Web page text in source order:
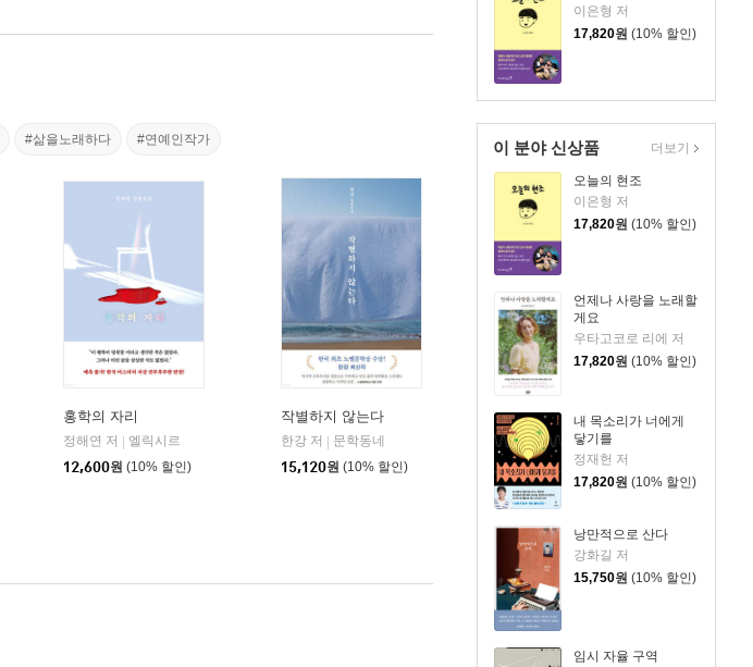
이은형 저
17,820원 (10% 할인)
이 분야 신상품
오늘의 현조
이은형 저
17,820원 (10% 할인)
언제나 사랑을 노래할
게요
우타고코로 리에 저
17,820원 (10% 할인)
내 목소리가 너에게
닿기를
정재헌 저
17,820원 (10% 할인)
낭만적으로 산다
강화길 저
15,750원 (10% 할인)
임시 자율 구역
더보기
#삶을노래하다 #연예인작가
홍학의 자리
정해연 저
엘릭시르
12,600원 (10% 할인)
작별하지 않는다
한강 저
문학동네
15,120원 (10% 할인)